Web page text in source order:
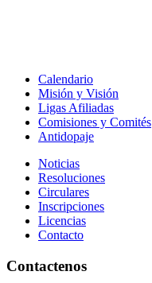
Calendario
Misión y Visión
Ligas Afiliadas
Comisiones y Comités
Antidopaje
Noticias
Resoluciones
Circulares
Inscripciones
Licencias
Contacto
Contactenos